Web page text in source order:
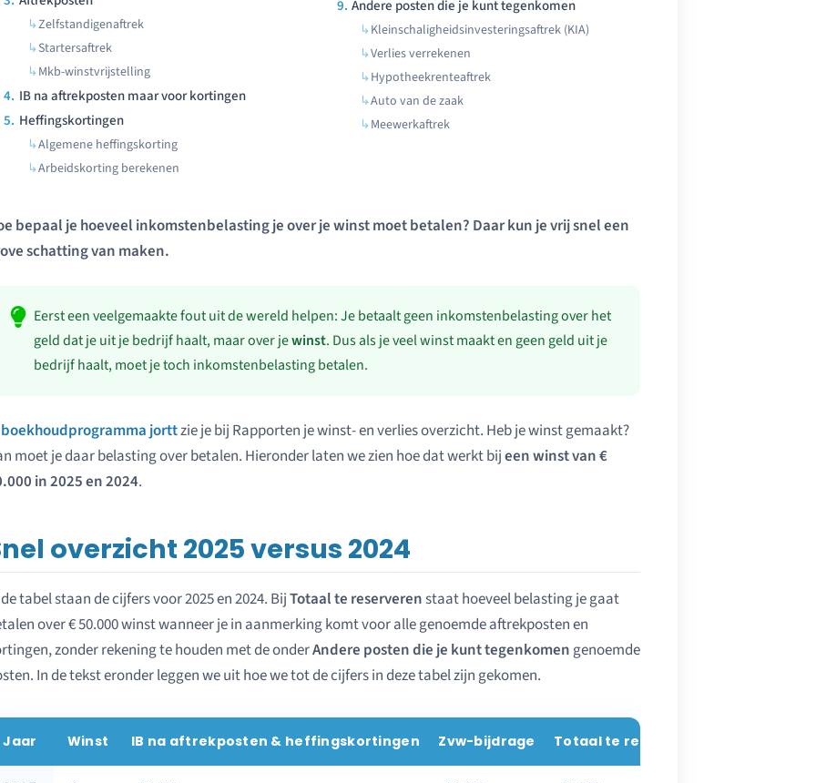
Zelfstandigenaftrek
Startersaftrek
Mkb-winstvrijstelling
IB na aftrekposten maar voor kortingen
Heffingskortingen
Algemene heffingskorting
Arbeidskorting berekenen
Andere posten die je kunt tegenkomen
Kleinschaligheidsinvesteringsaftrek (KIA)
Verlies verrekenen
Hypotheekrenteaftrek
Auto van de zaak
Meewerkaftrek
bepaal je hoeveel inkomstenbelasting je over je winst moet betalen? Daar kun je vrij snel een
schatting van maken.
Eerst een veelgemaakte fout uit de wereld helpen: Je betaalt geen inkomstenbelasting over het
geld dat je uit je bedrijf haalt, maar over jewinst. Dus als je veel winst maakt en geen geld uit je
bedrijf haalt, moet je toch inkomstenbelasting betalen.
boekhoudprogramma jorttzie je bij Rapporten je winst- en verlies overzicht. Heb je winst gemaakt?
moet je daar belasting over betalen. Hieronder laten we zien hoe dat werkt bijeen winst van €
in 2025 en 2024.
overzicht 2025 versus 2024
tabel staan de cijfers voor 2025 en 2024. BijTotaal te reserverenstaat hoeveel belasting je gaat
over € 50.000 winst wanneer je in aanmerking komt voor alle genoemde aftrekposten en
zonder rekening te houden met de onderAndere posten die je kunt tegenkomen genoemde
In de tekst eronder leggen we uit hoe we tot de cijfers in deze tabel zijn gekomen.
Jaar Winst IB na aftrekposten & heffingskortingen Zvw-bijdrage Totaal te reserveren